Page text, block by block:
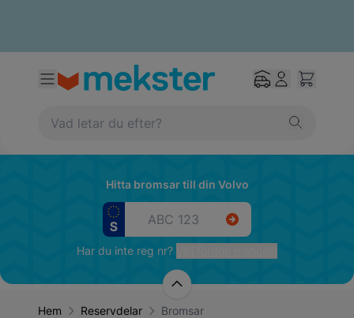
Hitta bromsar till din Volvo
Har du inte reg nr?
Hem Reservdelar Bromsar